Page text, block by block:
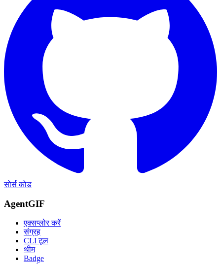
सोर्स कोड
AgentGIF
एक्सप्लोर करें
संग्रह
CLI टूल
थीम
Badge